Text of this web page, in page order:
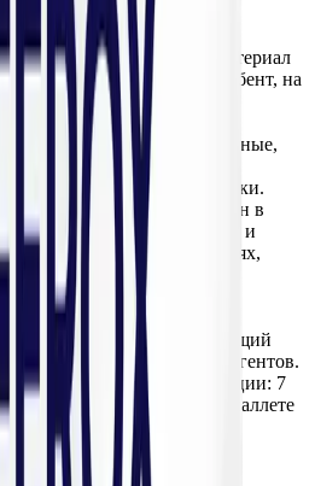
фильтрующий материал
алюмосиликатный сорбент, на
сырья — опал —
к природным
наилучшие сорбционные,
свойства за счет
и термической обработки.
Может быть использован в
озонированием и
обработки в случаях,
большие концентрации
окислителей
комбинацией фильтрующих
в инструкции на фильтрующий
применение реагентов.
условиях эксплуатации: 7
оптовых компаний: на паллете
1,2*0,8*1,1 м.